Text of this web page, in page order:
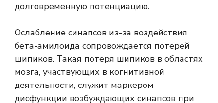
долговременную потенциацию.
Ослабление синапсов из-за воздействия
бета-амилоида сопровождается потерей
шипиков. Такая потеря шипиков в областях
мозга, участвующих в когнитивной
деятельности, служит маркером
дисфункции возбуждающих синапсов при